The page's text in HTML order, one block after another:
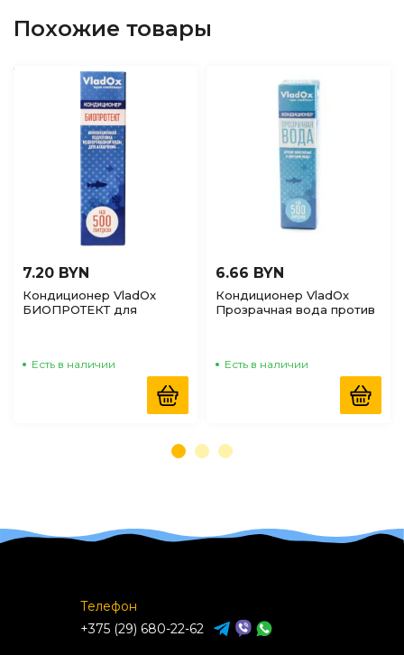
Похожие товары
7.20 BYN
Кондиционер VladOx
БИОПРОТЕКТ для
Есть в наличии
6.66 BYN
Кондиционер VladOx
Прозрачная вода против
Есть в наличии
Телефон
+375 (29) 680-22-62